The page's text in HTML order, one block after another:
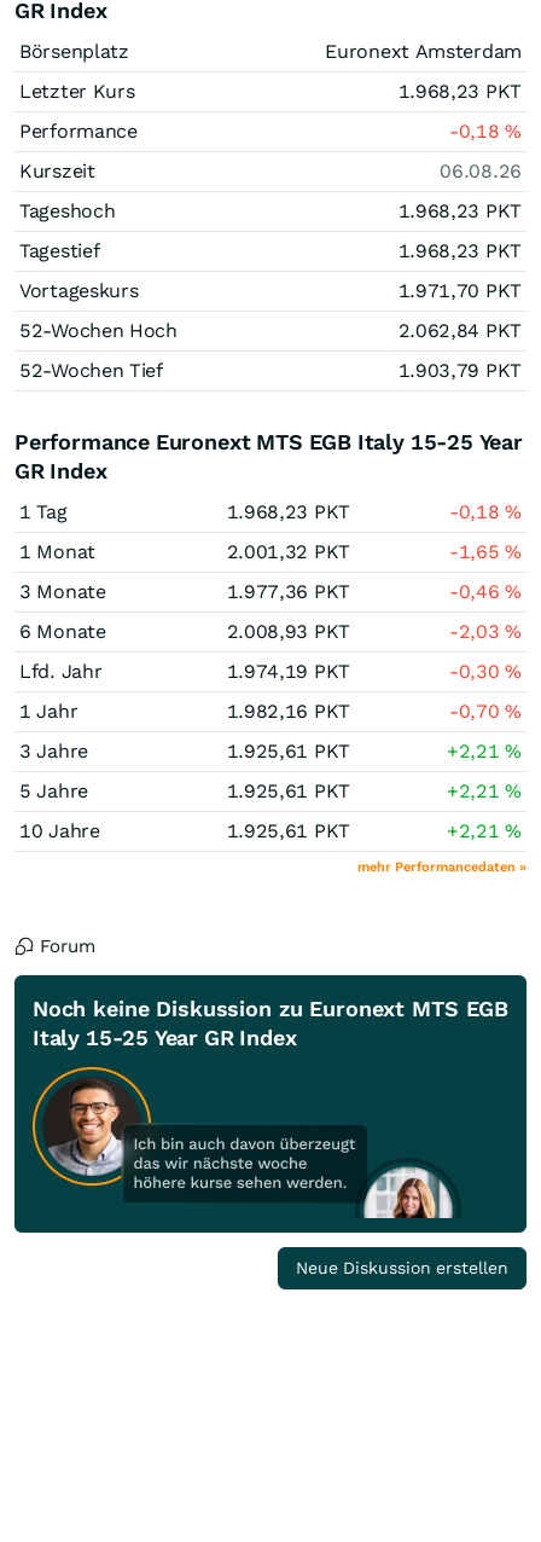
GR Index
Börsenplatz
Euronext Amsterdam
Letzter Kurs
1.968,23 PKT
Performance
-0,18%
Kurszeit
06.08.26
Tageshoch
1.968,23 PKT
Tagestief
1.968,23 PKT
Vortageskurs
1.971,70 PKT
52-Wochen Hoch
2.062,84 PKT
52-Wochen Tief
1.903,79 PKT
Performance Euronext MTS EGB Italy 15-25 Year
GR Index
1 Tag 1.968,23 PKT -0,18%
1 Monat
2.001,32 PKT -1,65%
3 Monate
1.977,36 PKT -0,46%
6 Monate
2.008,93 PKT -2,03%
Lfd. Jahr
1.974,19 PKT -0,30%
1 Jahr
1.982,16 PKT -0,70%
3 Jahre
1.925,61 PKT +2,21%
5 Jahre
1.925,61 PKT +2,21%
10 Jahre
1.925,61 PKT +2,21%
mehr Performancedaten »
Forum
Noch keine Diskussion zu Euronext MTS EGB
Italy 15-25 Year GR Index
Neue Diskussion erstellen